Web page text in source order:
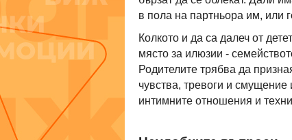
в пола на партньора им, или
Колкото и да са далеч от
място за илюзии -
Родителите трябва да
чувства, тревоги и смущение
интимните отношения и